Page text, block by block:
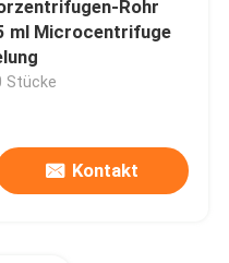
Ausrüstung
Rohr
ml Microcentrifuge
Stücke
Kontakt